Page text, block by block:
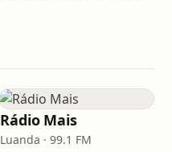
Rádio Mais
Luanda · 99.1 FM